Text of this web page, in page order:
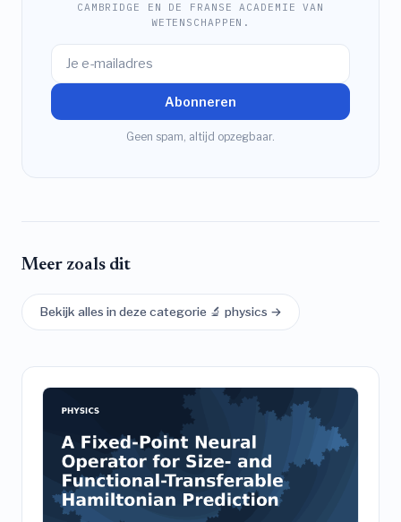
CAMBRIDGE EN DE FRANSE ACADEMIE VAN
WETENSCHAPPEN.
Abonneren
Geen spam, altijd opzegbaar.
Meer zoals dit
Bekijk alles in deze categorie 🔬 physics →